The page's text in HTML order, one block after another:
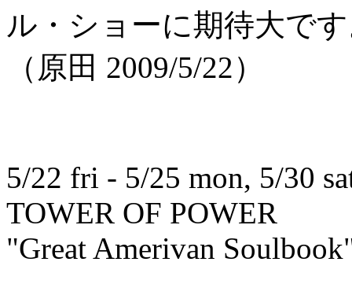
ル・ショーに期待大で
（原田 2009/5/22）
5/22 fri - 5/25 mon, 5/30
TOWER OF POWER
"Great Amerivan